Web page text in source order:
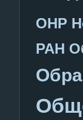
ОНР
РАН